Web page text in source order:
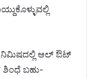
ನಿಮಿಷದಲ್ಲಿ ಆಲ್ ಔಟ್
ಶಿಂಧೆ ಬಹು-